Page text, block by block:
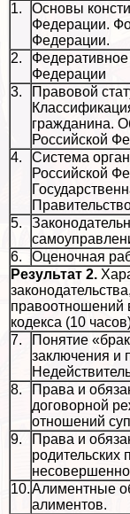
1.
Основы
Федерации.
Федерации.
2.
Федеративное
Федерации
3.
Правовой
гражданина.
Российской
4.
Система
Российской
5.
6. Оценочная
Результат 2.
правоотношений
кодекса (10
7.
Понятие
заключения и
8.
Права и
договорной
отношений
9.
Права и
родительских
10.Алиментные
алиментов.